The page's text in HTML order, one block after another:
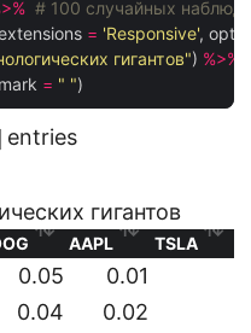
# 100 случайных
= 'Responsive',
гигантов") %>%
= " "
entries
гигантов
AAPL TSLA
0.05
0.01
0.04
0.02